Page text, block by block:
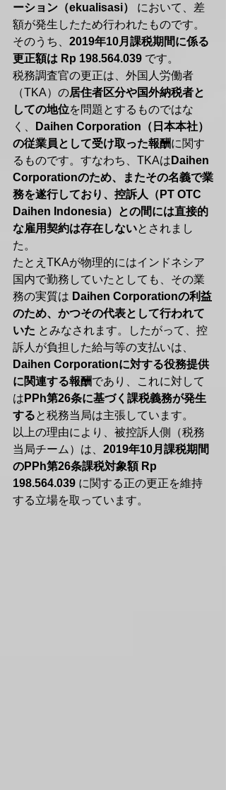
ーション（ekualisasi）
において、差
額が発生したため行われたものです。
そのうち、 2019年10月課税期間に係る
更正額は Rp 198.564.039 です。
税務調査官の更正は、外国人労働者
（TKA）の居住者区分や国外納税者と
しての地位を問題とするものではな
く、
Daihen Corporation（日本本社）
の従業員として受け取った報酬に関す
るものです。すなわち、TKAは Daihen
Corporationのため、またその名義で業
務を遂行しており、控訴人（PT OTC
Daihen Indonesia）との間には直接的
な雇用契約は存在しないとされまし
た。
たとえTKAが物理的にはインドネシア
国内で勤務していたとしても、その業
務の実質は Daihen Corporationの利益
のため、かつその代表として行われて
いた とみなされます。したがって、控
訴人が負担した給与等の支払いは、
Daihen Corporationに対する役務提供
に関連する報酬であり、これに対して
は PPh第26条に基づく課税義務が発生
すると税務当局は主張しています。
以上の理由により、被控訴人側（税務
当局チーム）は、 2019年10月課税期間
のPPh第26条課税対象額 Rp
198.564.039 に関する正の更正を維持
する立場を取っています。